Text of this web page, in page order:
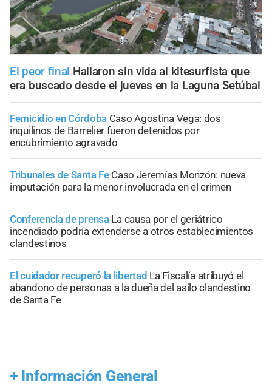
El peor final Hallaron sin vida al kitesurfista que
era buscado desde el jueves en la Laguna Setúbal
Femicidio en Córdoba Caso Agostina Vega: dos
inquilinos de Barrelier fueron detenidos por
encubrimiento agravado
Tribunales de Santa Fe Caso Jeremías Monzón: nueva
imputación para la menor involucrada en el crimen
Conferencia de prensa La causa por el geriátrico
incendiado podría extenderse a otros establecimientos
clandestinos
El cuidador recuperó la libertad La Fiscalía atribuyó el
abandono de personas a la dueña del asilo clandestino
de Santa Fe
+ Información General